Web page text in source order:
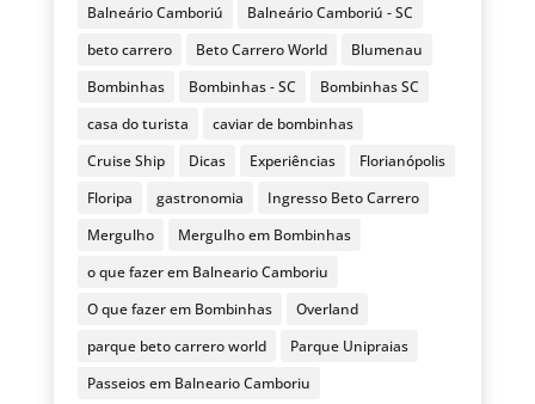
Balneário Camboriú
Balneário Camboriú - SC
beto carrero
Beto Carrero World
Blumenau
Bombinhas
Bombinhas - SC
Bombinhas SC
casa do turista
caviar de bombinhas
Cruise Ship
Dicas Experiências
Florianópolis
Floripa
gastronomia
Ingresso Beto Carrero
Mergulho
Mergulho em Bombinhas
o que fazer em Balneario Camboriu
O que fazer em Bombinhas
Overland
parque beto carrero world
Parque Unipraias
Passeios em Balneario Camboriu